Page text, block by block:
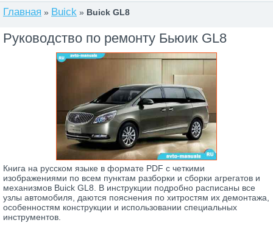
Главная » Buick » Buick GL8
Руководство по ремонту Бьюик GL8
Книга на русском языке в формате PDF с четкими
изображениями по всем пунктам разборки и сборки агрегатов и
механизмов Buick GL8. В инструкции подробно расписаны все
узлы автомобиля, даются пояснения по хитростям их демонтажа,
особенностям конструкции и использовании специальных
инструментов.